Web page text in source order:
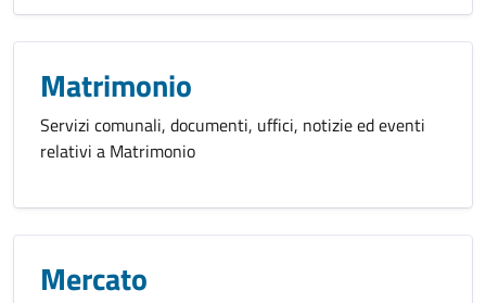
Matrimonio
Servizi comunali, documenti, uffici, notizie ed eventi
relativi a Matrimonio
Mercato